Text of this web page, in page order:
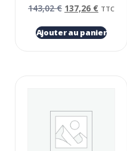
143,02€ 137,26 € TTC
Ajouter au panier